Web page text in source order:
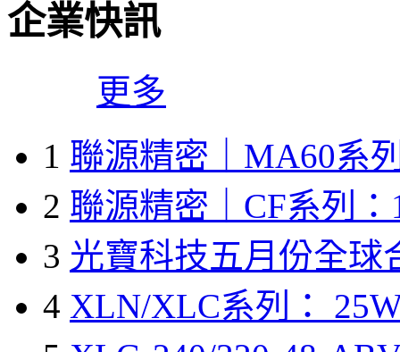
企業快訊
更多
1 聯源精密｜MA60系
2 聯源精密｜CF系列：
3 光寶科技五月份全球
4 XLN/XLC系列：